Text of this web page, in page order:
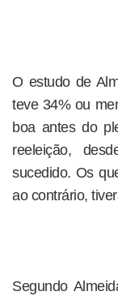
O estudo de
teve 34% ou
boa antes do
reeleição,
sucedido. Os
ao contrário,
Segundo